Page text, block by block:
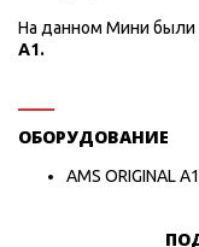
На данном Мини были
A1.
ОБОРУДОВАНИЕ
AMS ORIGINAL A1